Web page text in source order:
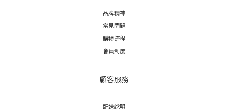
品牌精神
常見問題
購物流程
會員制度
顧客服務
配送說明